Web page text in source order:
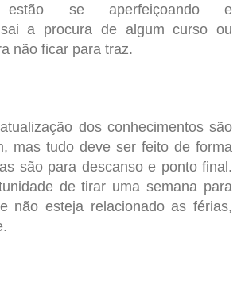
estão se aperfeiçoando e
sai a procura de algum curso ou
não ficar para traz.
dos conhecimentos são
mas tudo deve ser feito de forma
são para descanso e ponto final.
de tirar uma semana para
não esteja relacionado as férias,